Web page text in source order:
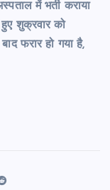
में भर्ती कराया
शुक्रवार को
फरार हो गया है,